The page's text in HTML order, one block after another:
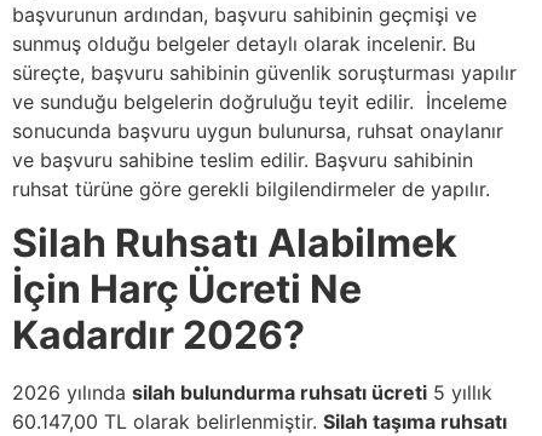
başvurunun ardından, başvuru sahibinin geçmişi ve
sunmuş olduğu belgeler detaylı olarak incelenir. Bu
süreçte, başvuru sahibinin güvenlik soruşturması yapılır
ve sunduğu belgelerin doğruluğu teyit edilir. İnceleme
sonucunda başvuru uygun bulunursa, ruhsat onaylanır
ve başvuru sahibine teslim edilir. Başvuru sahibinin
ruhsat türüne göre gerekli bilgilendirmeler de yapılır.
Silah Ruhsatı Alabilmek
İçin Harç Ücreti Ne
Kadardır 2026?
2026 yılında silah bulundurma ruhsatı ücreti 5 yıllık
60.147,00 TL olarak belirlenmiştir. Silah taşıma ruhsatı